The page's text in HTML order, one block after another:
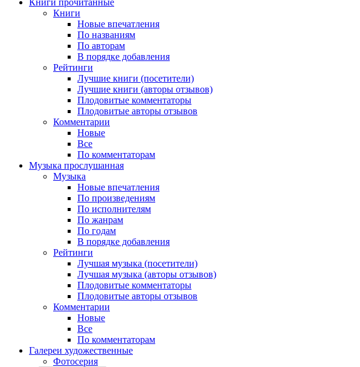
Книги
Новые впечатления
По названиям
По авторам
В порядке добавления
Рейтинги
Лучшие книги (посетители)
Лучшие книги (авторы отзывов)
Плодовитые комментаторы
Плодовитые авторы отзывов
Комментарии
Новые
Все
По комментаторам
Музыка прослушанная
Музыка
Новые впечатления
По произведениям
По исполнителям
По жанрам
По годам
В порядке добавления
Рейтинги
Лучшая музыка (посетители)
Лучшая музыка (авторы отзывов)
Плодовитые комментаторы
Плодовитые авторы отзывов
Комментарии
Новые
Все
По комментаторам
Галереи художественные
Фотосерия